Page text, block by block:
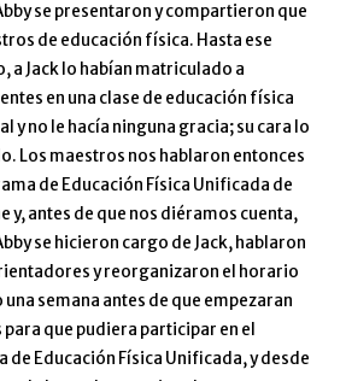
se presentaron y compartieron que
de educación física. Hasta ese
a Jack lo habían matriculado a
en una clase de educación física
y no le hacía ninguna gracia; su cara lo
Los maestros nos hablaron entonces
de Educación Física Unificada de
y, antes de que nos diéramos cuenta,
se hicieron cargo de Jack, hablaron
y reorganizaron el horario
una semana antes de que empezaran
para que pudiera participar en el
de Educación Física Unificada, y desde